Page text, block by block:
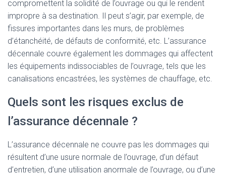
compromettent la solidité de l’ouvrage ou qui le rendent
impropre à sa destination. Il peut s’agir, par exemple, de
fissures importantes dans les murs, de problèmes
d’étanchéité, de défauts de conformité, etc. L’assurance
décennale couvre également les dommages qui affectent
les équipements indissociables de l’ouvrage, tels que les
canalisations encastrées, les systèmes de chauffage, etc.
Quels sont les risques exclus de
l’assurance décennale ?
L’assurance décennale ne couvre pas les dommages qui
résultent d’une usure normale de l’ouvrage, d’un défaut
d’entretien, d’une utilisation anormale de l’ouvrage, ou d’une